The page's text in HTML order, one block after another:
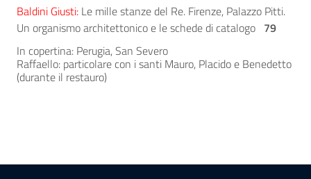
Baldini Giusti: Le mille stanze del Re. Firenze, Palazzo Pitti.
Un organismo architettonico e le schede di catalogo 79
In copertina: Perugia, San Severo
Raffaello: particolare con i santi Mauro, Placido e Benedetto
(durante il restauro)